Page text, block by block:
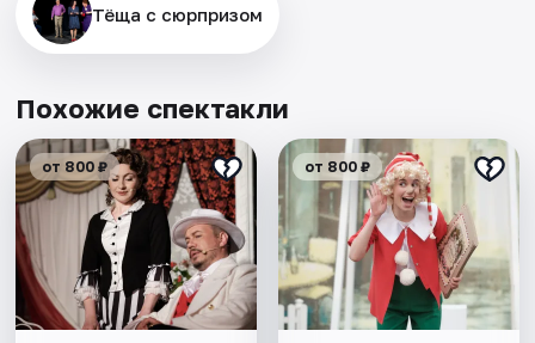
Тёща с сюрпризом
Похожие спектакли
от 800 ₽ от 800 ₽